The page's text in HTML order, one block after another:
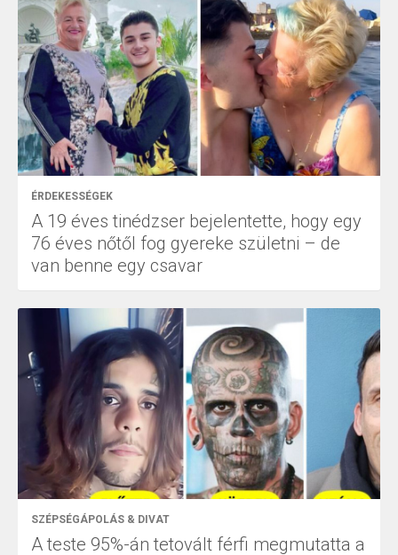
ÉRDEKESSÉGEK
A 19 éves tinédzser bejelentette, hogy egy
76 éves nőtől fog gyereke születni – de
van benne egy csavar
SZÉPSÉGÁPOLÁS & DIVAT
A teste 95%-án tetovált férfi megmutatta a